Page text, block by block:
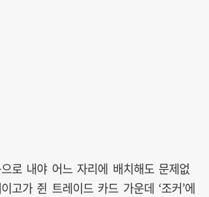
로 내야 어느 자리에 배치해도 문제없
고가 쥔 트레이드 카드 가운데 ‘조커’에